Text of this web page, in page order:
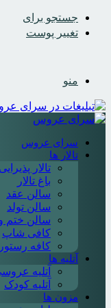
جستجو برای
تغییر پوست
منو
سرای عروس
تالار ها
تالار پذیرایی
باغ تالار
سالن عقد
سالن تولد
سالن ختم
کافی شاپ
کافه
آتلیه ها
آتلیه
آتلیه کودک
مزون ها